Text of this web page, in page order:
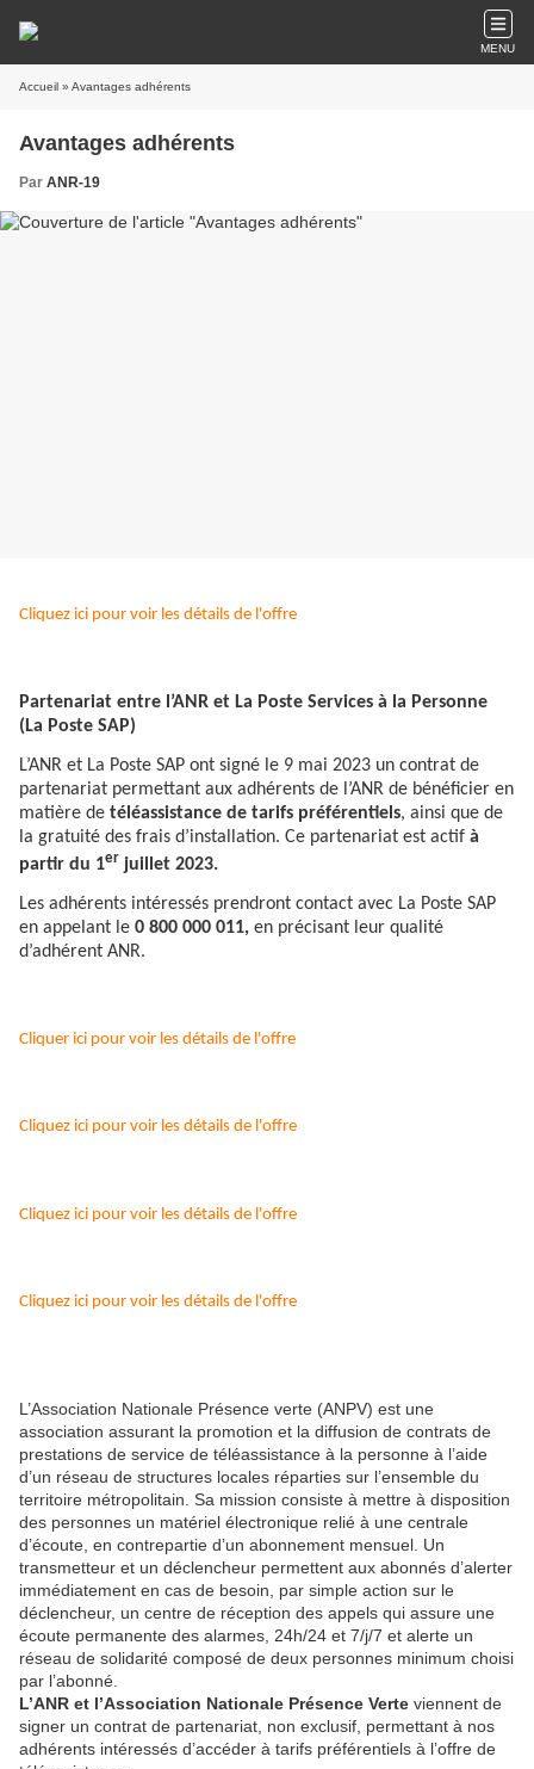
MENU
Accueil » Avantages adhérents
Avantages adhérents
Par ANR-19
Cliquez ici pour voir les détails de l'offre
Partenariat entre l’ANR et La Poste Services à la Personne
(La Poste SAP)
L’ANR et La Poste SAP ont signé le 9 mai 2023 un contrat de
partenariat permettant aux adhérents de l’ANR de bénéficier en
matière de téléassistance de tarifs préférentiels, ainsi que de
la gratuité des frais d’installation. Ce partenariat est actif à
partir du 1er juillet 2023.
Les adhérents intéressés prendront contact avec La Poste SAP
en appelant le 0 800 000 011, en précisant leur qualité
d’adhérent ANR.
Cliquer ici pour voir les détails de l'offre
Cliquez ici pour voir les détails de l'offre
Cliquez ici pour voir les détails de l'offre
Cliquez ici pour voir les détails de l'offre
L’Association Nationale Présence verte (ANPV) est une
association assurant la promotion et la diffusion de contrats de
prestations de service de téléassistance à la personne à l’aide
d’un réseau de structures locales réparties sur l’ensemble du
territoire métropolitain. Sa mission consiste à mettre à disposition
des personnes un matériel électronique relié à une centrale
d’écoute, en contrepartie d’un abonnement mensuel. Un
transmetteur et un déclencheur permettent aux abonnés d’alerter
immédiatement en cas de besoin, par simple action sur le
déclencheur, un centre de réception des appels qui assure une
écoute permanente des alarmes, 24h/24 et 7/j/7 et alerte un
réseau de solidarité composé de deux personnes minimum choisi
par l’abonné.
L’ANR et l’Association Nationale Présence Verte viennent de
signer un contrat de partenariat, non exclusif, permettant à nos
adhérents intéressés d’accéder à tarifs préférentiels à l’offre de